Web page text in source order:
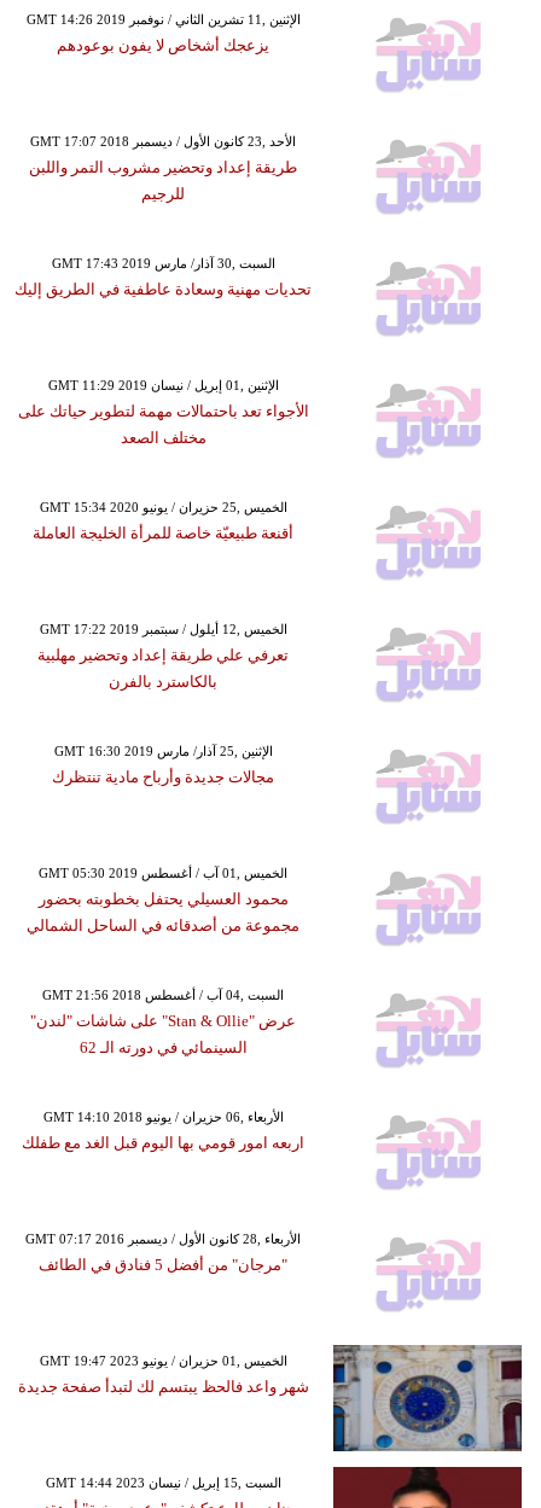
GMT 14:26 2019 الإثنين ,11 تشرين الثاني / نوفمبر
يزعجك أشخاص لا يفون بوعودهم
GMT 17:07 2018 الأحد ,23 كانون الأول / ديسمبر
طريقة إعداد وتحضير مشروب التمر واللبن
للرجيم
GMT 17:43 2019 السبت ,30 آذار/ مارس
تحديات مهنية وسعادة عاطفية في الطريق إليك
GMT 11:29 2019 الإثنين ,01 إبريل / نيسان
الأجواء تعد باحتمالات مهمة لتطوير حياتك على
مختلف الصعد
GMT 15:34 2020 الخميس ,25 حزيران / يونيو
أقنعة طبيعيّة خاصة للمرأة الخليجة العاملة
GMT 17:22 2019 الخميس ,12 أيلول / سبتمبر
تعرفي علي طريقة إعداد وتحضير مهلبية
بالكاسترد بالفرن
GMT 16:30 2019 الإثنين ,25 آذار/ مارس
مجالات جديدة وأرباح مادية تنتظرك
GMT 05:30 2019 الخميس ,01 آب / أغسطس
محمود العسيلي يحتفل بخطوبته بحضور
مجموعة من أصدقائه في الساحل الشمالي
GMT 21:56 2018 السبت ,04 آب / أغسطس
عرض "Stan & Ollie" على شاشات "لندن"
السينمائي في دورته الـ 62
GMT 14:10 2018 الأربعاء ,06 حزيران / يونيو
اربعه امور قومي بها اليوم قبل الغد مع طفلك
GMT 07:17 2016 الأربعاء ,28 كانون الأول / ديسمبر
"مرجان" من أفضل 5 فنادق في الطائف
GMT 19:47 2023 الخميس ,01 حزيران / يونيو
شهر واعد فالحظ يبتسم لك لتبدأ صفحة جديدة
GMT 14:44 2023 السبت ,15 إبريل / نيسان